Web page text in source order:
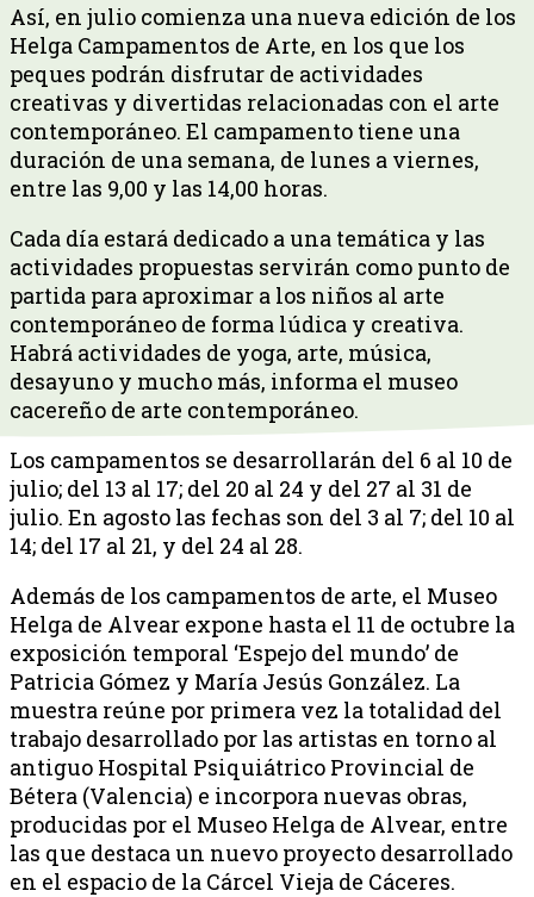
Así, en julio comienza una nueva edición de los
Helga Campamentos de Arte, en los que los
peques podrán disfrutar de actividades
creativas y divertidas relacionadas con el arte
contemporáneo. El campamento tiene una
duración de una semana, de lunes a viernes,
entre las 9,00 y las 14,00 horas.
Cada día estará dedicado a una temática y las
actividades propuestas servirán como punto de
partida para aproximar a los niños al arte
contemporáneo de forma lúdica y creativa.
Habrá actividades de yoga, arte, música,
desayuno y mucho más, informa el museo
cacereño de arte contemporáneo.
Los campamentos se desarrollarán del 6 al 10 de
julio; del 13 al 17; del 20 al 24 y del 27 al 31 de
julio. En agosto las fechas son del 3 al 7; del 10 al
14; del 17 al 21, y del 24 al 28.
Además de los campamentos de arte, el Museo
Helga de Alvear expone hasta el 11 de octubre la
exposición temporal ‘Espejo del mundo’ de
Patricia Gómez y María Jesús González. La
muestra reúne por primera vez la totalidad del
trabajo desarrollado por las artistas en torno al
antiguo Hospital Psiquiátrico Provincial de
Bétera (Valencia) e incorpora nuevas obras,
producidas por el Museo Helga de Alvear, entre
las que destaca un nuevo proyecto desarrollado
en el espacio de la Cárcel Vieja de Cáceres.